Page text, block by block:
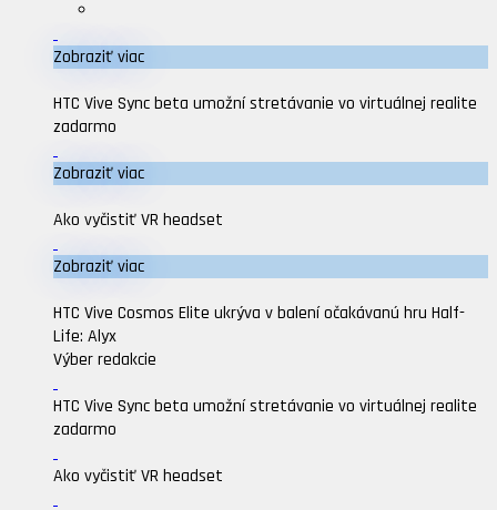
Zobraziť viac
HTC Vive Sync beta umožní stretávanie vo virtuálnej realite
zadarmo
Zobraziť viac
Ako vyčistiť VR headset
Zobraziť viac
HTC Vive Cosmos Elite ukrýva v balení očakávanú hru Half-
Life: Alyx
Výber redakcie
HTC Vive Sync beta umožní stretávanie vo virtuálnej realite
zadarmo
Ako vyčistiť VR headset